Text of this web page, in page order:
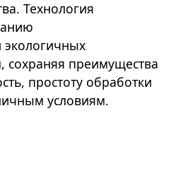
Технология
сохраняя преимущества
простоту обработки
условиям.